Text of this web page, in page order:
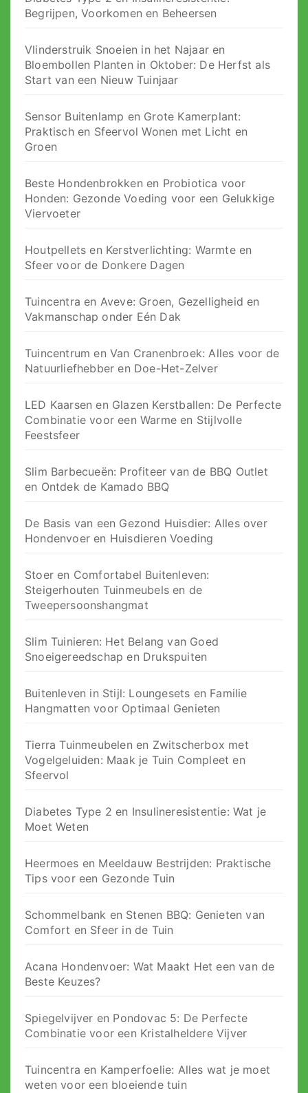
Begrijpen, Voorkomen en Beheersen
Vlinderstruik Snoeien in het Najaar en
Bloembollen Planten in Oktober: De Herfst als
Start van een Nieuw Tuinjaar
Sensor Buitenlamp en Grote Kamerplant:
Praktisch en Sfeervol Wonen met Licht en
Groen
Beste Hondenbrokken en Probiotica voor
Honden: Gezonde Voeding voor een Gelukkige
Viervoeter
Houtpellets en Kerstverlichting: Warmte en
Sfeer voor de Donkere Dagen
Tuincentra en Aveve: Groen, Gezelligheid en
Vakmanschap onder Eén Dak
Tuincentrum en Van Cranenbroek: Alles voor de
Natuurliefhebber en Doe-Het-Zelver
LED Kaarsen en Glazen Kerstballen: De Perfecte
Combinatie voor een Warme en Stijlvolle
Feestsfeer
Slim Barbecueën: Profiteer van de BBQ Outlet
en Ontdek de Kamado BBQ
De Basis van een Gezond Huisdier: Alles over
Hondenvoer en Huisdieren Voeding
Stoer en Comfortabel Buitenleven:
Steigerhouten Tuinmeubels en de
Tweepersoonshangmat
Slim Tuinieren: Het Belang van Goed
Snoeigereedschap en Drukspuiten
Buitenleven in Stijl: Loungesets en Familie
Hangmatten voor Optimaal Genieten
Tierra Tuinmeubelen en Zwitscherbox met
Vogelgeluiden: Maak je Tuin Compleet en
Sfeervol
Diabetes Type 2 en Insulineresistentie: Wat je
Moet Weten
Heermoes en Meeldauw Bestrijden: Praktische
Tips voor een Gezonde Tuin
Schommelbank en Stenen BBQ: Genieten van
Comfort en Sfeer in de Tuin
Acana Hondenvoer: Wat Maakt Het een van de
Beste Keuzes?
Spiegelvijver en Pondovac 5: De Perfecte
Combinatie voor een Kristalheldere Vijver
Tuincentra en Kamperfoelie: Alles wat je moet
weten voor een bloeiende tuin